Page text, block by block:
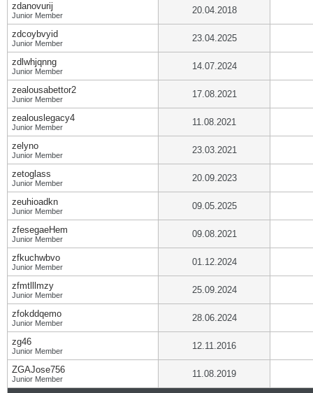
zdanovurij
Junior Member 20.04.2018
zdcoybvyid
Junior Member 23.04.2025
zdlwhjqnng
Junior Member 14.07.2024
zealousabettor2
Junior Member 17.08.2021
zealouslegacy4
Junior Member 11.08.2021
zelyno
Junior Member 23.03.2021
zetoglass
Junior Member 20.09.2023
zeuhioadkn
Junior Member 09.05.2025
zfesegaeHem
Junior Member 09.08.2021
zfkuchwbvo
Junior Member 01.12.2024
zfmtlllmzy
Junior Member 25.09.2024
zfokddqemo
Junior Member 28.06.2024
zg46
Junior Member 12.11.2016
ZGAJose756
Junior Member 11.08.2019